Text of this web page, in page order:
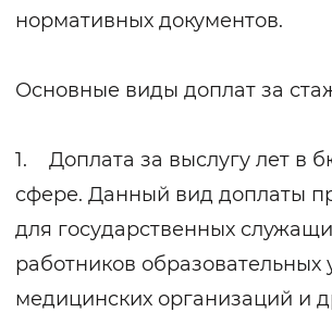
нормативных документов.
Основные виды доплат за
1. Доплата за выслугу лет в
сфере. Данный вид доплаты
для государственных
работников
медицинских организаций и